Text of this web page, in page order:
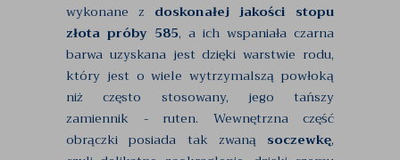
wykonane z doskonałej jakości stopu
złota próby 585, a ich wspaniała czarna
barwa uzyskana jest dzięki warstwie rodu,
który jest o wiele wytrzymalszą powłoką
niż często stosowany, jego tańszy
zamiennik - ruten. Wewnętrzna część
obrączki posiada tak zwaną soczewkę,